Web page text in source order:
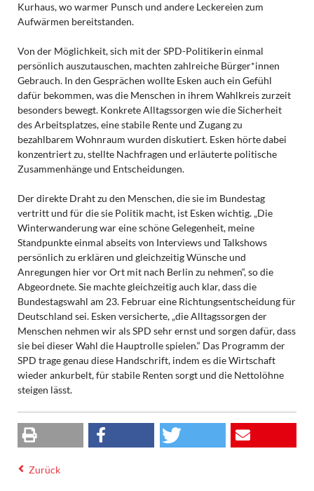
Kurhaus, wo warmer Punsch und andere Leckereien zum
Aufwärmen bereitstanden.
Von der Möglichkeit, sich mit der SPD-Politikerin einmal
persönlich auszutauschen, machten zahlreiche Bürger*innen
Gebrauch. In den Gesprächen wollte Esken auch ein Gefühl
dafür bekommen, was die Menschen in ihrem Wahlkreis zurzeit
besonders bewegt. Konkrete Alltagssorgen wie die Sicherheit
des Arbeitsplatzes, eine stabile Rente und Zugang zu
bezahlbarem Wohnraum wurden diskutiert. Esken hörte dabei
konzentriert zu, stellte Nachfragen und erläuterte politische
Zusammenhänge und Entscheidungen.
Der direkte Draht zu den Menschen, die sie im Bundestag
vertritt und für die sie Politik macht, ist Esken wichtig. „Die
Winterwanderung war eine schöne Gelegenheit, meine
Standpunkte einmal abseits von Interviews und Talkshows
persönlich zu erklären und gleichzeitig Wünsche und
Anregungen hier vor Ort mit nach Berlin zu nehmen“, so die
Abgeordnete. Sie machte gleichzeitig auch klar, dass die
Bundestagswahl am 23. Februar eine Richtungsentscheidung für
Deutschland sei. Esken versicherte, „die Alltagssorgen der
Menschen nehmen wir als SPD sehr ernst und sorgen dafür, dass
sie bei dieser Wahl die Hauptrolle spielen.“ Das Programm der
SPD trage genau diese Handschrift, indem es die Wirtschaft
wieder ankurbelt, für stabile Renten sorgt und die Nettolöhne
steigen lässt.
Zurück